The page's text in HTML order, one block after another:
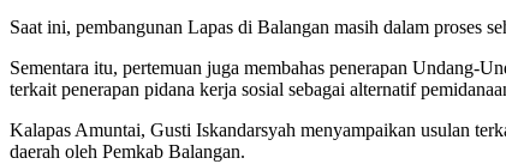
Saat ini, pembangunan Lapas di Balangan masih dalam proses
Sementara itu, pertemuan juga membahas penerapan Undang-
terkait penerapan pidana kerja sosial sebagai alternatif
Kalapas Amuntai, Gusti Iskandarsyah menyampaikan usulan
daerah oleh Pemkab Balangan.